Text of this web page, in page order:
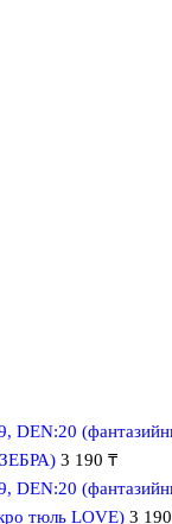
3 190 ₸
тюль LOVE) 3 190